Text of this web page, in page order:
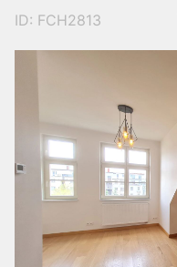
ID: FCH2813